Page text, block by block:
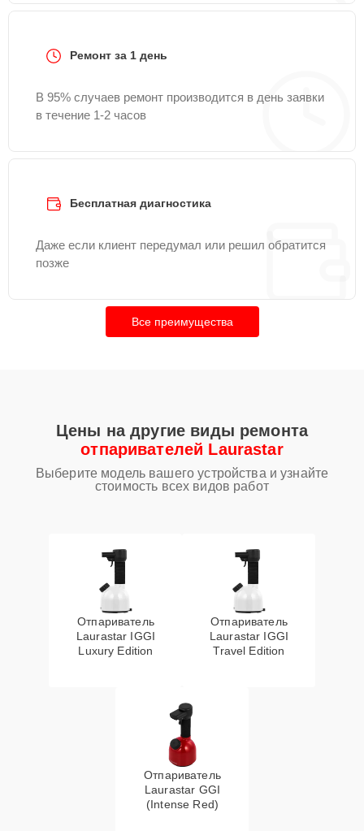
Ремонт за 1 день
В 95% случаев ремонт производится в день заявки
в течение 1-2 часов
Бесплатная диагностика
Даже если клиент передумал или решил обратится
позже
Все преимущества
Цены на другие виды ремонта
отпаривателей Laurastar
Выберите модель вашего устройства и узнайте
стоимость всех видов работ
Отпариватель
Laurastar IGGI
Luxury Edition
Отпариватель
Laurastar IGGI
Travel Edition
Отпариватель
Laurastar GGI
(Intense Red)